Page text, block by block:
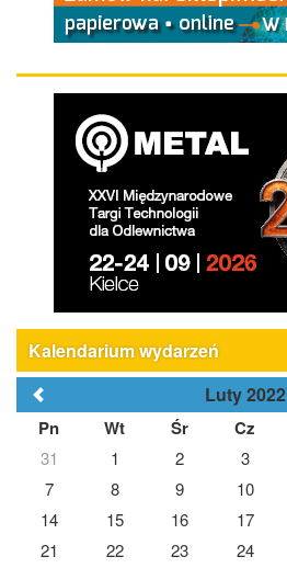
Kalendarium wydarzeń
Luty 2022
Pn Wt Śr Cz
31 1 2 3
7
8 9 10
14
15 16 17
21
22 23 24